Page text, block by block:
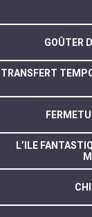
GOÛTER
TRANSFERT
L’ILE